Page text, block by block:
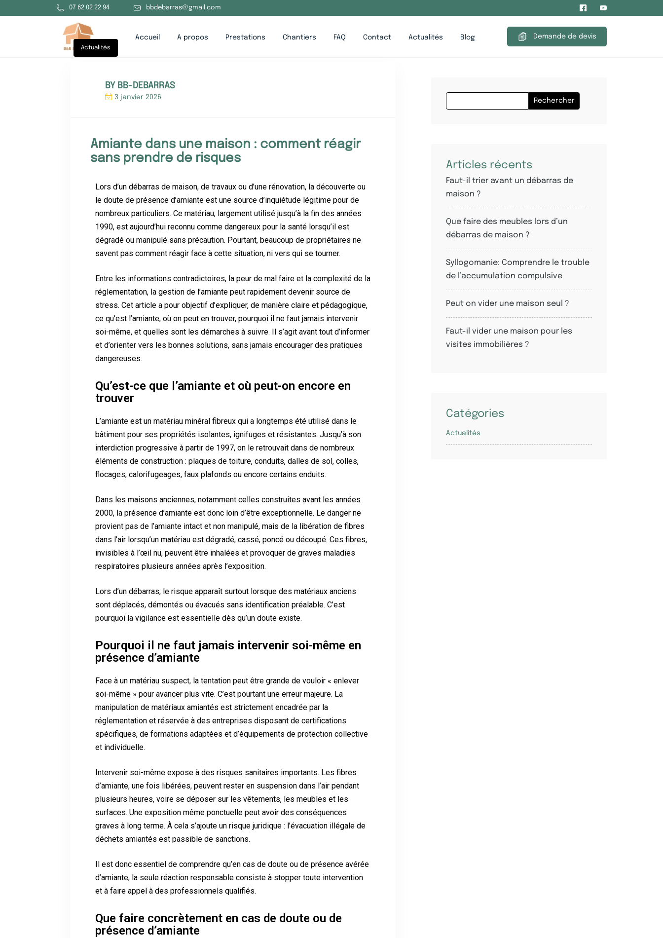
07 62 02 22 94 bbdebarras@gmail.com
Accueil A propos Prestations Chantiers FAQ Contact Actualités Blog Demande de devis
Actualités
BY BB-DEBARRAS
3 janvier 2026
Amiante dans une maison : comment réagir
sans prendre de risques
Lors d’un débarras de maison, de travaux ou d’une rénovation, la découverte ou
le doute de présence d’amiante est une source d’inquiétude légitime pour de
nombreux particuliers. Ce matériau, largement utilisé jusqu’à la fin des années
1990, est aujourd’hui reconnu comme dangereux pour la santé lorsqu’il est
dégradé ou manipulé sans précaution. Pourtant, beaucoup de propriétaires ne
savent pas comment réagir face à cette situation, ni vers qui se tourner.
Entre les informations contradictoires, la peur de mal faire et la complexité de la
réglementation, la gestion de l’amiante peut rapidement devenir source de
stress. Cet article a pour objectif d’expliquer, de manière claire et pédagogique,
ce qu’est l’amiante, où on peut en trouver, pourquoi il ne faut jamais intervenir
soi-même, et quelles sont les démarches à suivre. Il s’agit avant tout d’informer
et d’orienter vers les bonnes solutions, sans jamais encourager des pratiques
dangereuses.
Qu’est-ce que l’amiante et où peut-on encore en
trouver
L’amiante est un matériau minéral fibreux qui a longtemps été utilisé dans le
bâtiment pour ses propriétés isolantes, ignifuges et résistantes. Jusqu’à son
interdiction progressive à partir de 1997, on le retrouvait dans de nombreux
éléments de construction : plaques de toiture, conduits, dalles de sol, colles,
flocages, calorifugeages, faux plafonds ou encore certains enduits.
Dans les maisons anciennes, notamment celles construites avant les années
2000, la présence d’amiante est donc loin d’être exceptionnelle. Le danger ne
provient pas de l’amiante intact et non manipulé, mais de la libération de fibres
dans l’air lorsqu’un matériau est dégradé, cassé, poncé ou découpé. Ces fibres,
invisibles à l’œil nu, peuvent être inhalées et provoquer de graves maladies
respiratoires plusieurs années après l’exposition.
Lors d’un débarras, le risque apparaît surtout lorsque des matériaux anciens
sont déplacés, démontés ou évacués sans identification préalable. C’est
pourquoi la vigilance est essentielle dès qu’un doute existe.
Pourquoi il ne faut jamais intervenir soi-même en
présence d’amiante
Face à un matériau suspect, la tentation peut être grande de vouloir « enlever
soi-même » pour avancer plus vite. C’est pourtant une erreur majeure. La
manipulation de matériaux amiantés est strictement encadrée par la
réglementation et réservée à des entreprises disposant de certifications
spécifiques, de formations adaptées et d’équipements de protection collective
et individuelle.
Intervenir soi-même expose à des risques sanitaires importants. Les fibres
d’amiante, une fois libérées, peuvent rester en suspension dans l’air pendant
plusieurs heures, voire se déposer sur les vêtements, les meubles et les
surfaces. Une exposition même ponctuelle peut avoir des conséquences
graves à long terme. À cela s’ajoute un risque juridique : l’évacuation illégale de
déchets amiantés est passible de sanctions.
Il est donc essentiel de comprendre qu’en cas de doute ou de présence avérée
d’amiante, la seule réaction responsable consiste à stopper toute intervention
et à faire appel à des professionnels qualifiés.
Que faire concrètement en cas de doute ou de
présence d’amiante
Rechercher
Articles récents
Faut-il trier avant un débarras de
maison ?
Que faire des meubles lors d’un
débarras de maison ?
Syllogomanie: Comprendre le trouble
de l’accumulation compulsive
Peut on vider une maison seul ?
Faut-il vider une maison pour les
visites immobilières ?
Catégories
Actualités